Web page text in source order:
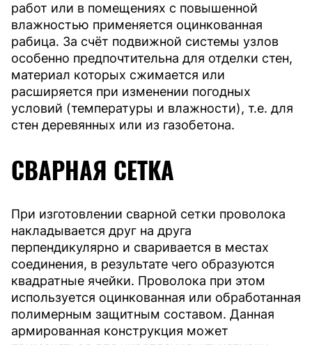
работ или в помещениях с повышенной
влажностью применяется оцинкованная
рабица. За счёт подвижной системы узлов
особенно предпочтительна для отделки стен,
материал которых сжимается или
расширяется при изменении погодных
условий (температуры и влажности), т.е. для
стен деревянных или из газобетона.
СВАРНАЯ СЕТКА
При изготовлении сварной сетки проволока
накладывается друг на друга
перпендикулярно и сваривается в местах
соединения, в результате чего образуются
квадратные ячейки. Проволока при этом
используется оцинкованная или обработанная
полимерным защитным составом. Данная
армированная конструкция может